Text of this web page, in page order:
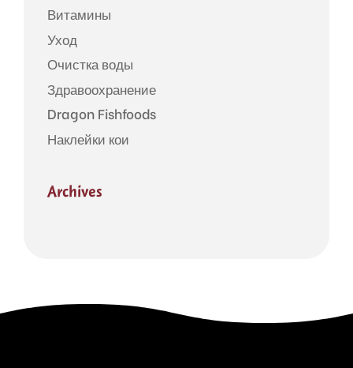
Витамины
Уход
Очистка воды
Здравоохранение
Dragon Fishfoods
Наклейки кои
Archives